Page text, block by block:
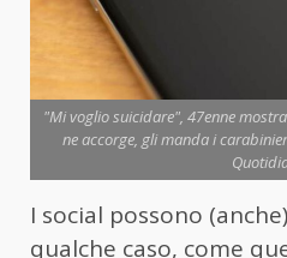
"Mi voglio suicidare", 47enne
ne accorge, gli manda i
I social possono
qualche caso, come